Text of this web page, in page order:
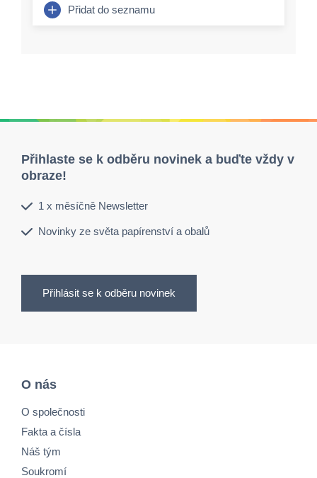
Přidat do seznamu
Přihlaste se k odběru novinek a buďte vždy v
obraze!
1 x měsíčně Newsletter
Novinky ze světa papírenství a obalů
Přihlásit se k odběru novinek
O nás
O společnosti
Fakta a čísla
Náš tým
Soukromí